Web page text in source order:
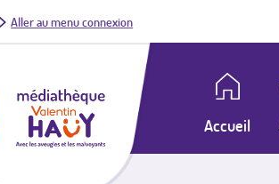
Aller au menu connexion
Accueil